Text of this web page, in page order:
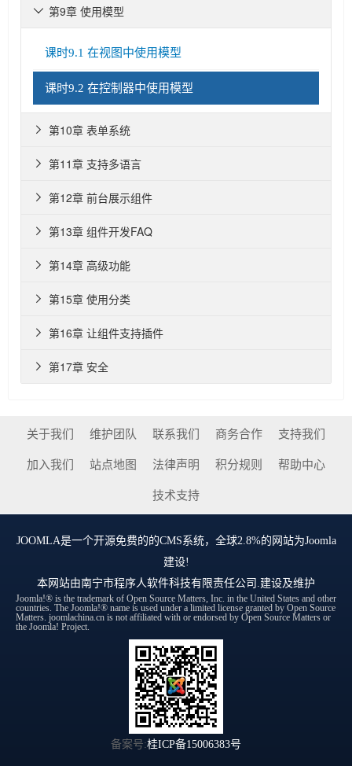
第9章 使用模型

课时9.1 在视图中使用模型
课时9.2 在控制器中使用模型
第10章 表单系统

第11章 支持多语言

第12章 前台展示组件

第13章 组件开发FAQ

第14章 高级功能

第15章 使用分类

第16章 让组件支持插件

第17章 安全

关于我们 维护团队 联系我们 商务合作 支持我们
加入我们 站点地图 法律声明 积分规则 帮助中心
技术支持
JOOMLA是一个开源免费的的CMS系统，全球2.8%的网站为Joomla
建设!
本网站由南宁市程序人软件科技有限责任公司 .建设及维护
Joomla!® is the trademark of Open Source Matters, Inc. in the United States and other
countries. The Joomla!® name is used under a limited license granted by Open Source
Matters. joomlachina.cn is not affiliated with or endorsed by Open Source Matters or
the Joomla! Project.
备案号:桂ICP备15006383号